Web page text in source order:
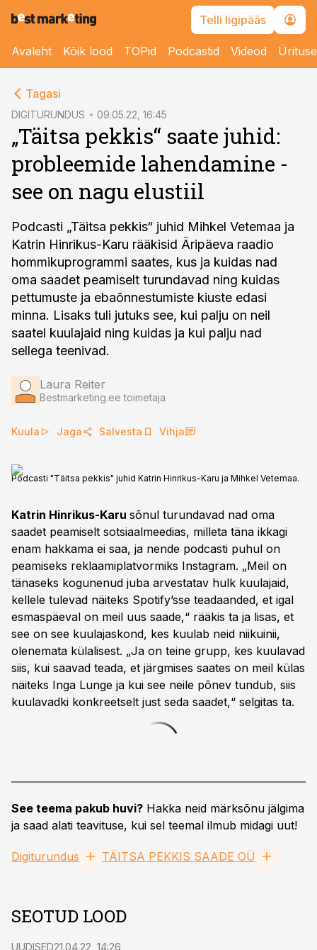
Telli ligipääs
Avaleht Kõik lood TOPid Podcastid Videod
Tagasi
DIGITURUNDUS 09.05.22, 16:45
„Täitsa pekkis“ saate juhid:
probleemide lahendamine -
see on nagu elustiil
Podcasti „Täitsa pekkis“ juhid Mihkel Vetemaa ja
Katrin Hinrikus-Karu rääkisid Äripäeva raadio
hommikuprogrammi saates, kus ja kuidas nad
oma saadet peamiselt turundavad ning kuidas
pettumuste ja ebaõnnestumiste kiuste edasi
minna. Lisaks tuli jutuks see, kui palju on neil
saatel kuulajaid ning kuidas ja kui palju nad
sellega teenivad.
Laura Reiter
Bestmarketing.ee toimetaja
Kuula Jaga Salvesta Vihja
Podcasti "Täitsa pekkis" juhid Katrin Hinrikus-Karu ja Mihkel Vetemaa.
Katrin Hinrikus-Karu sõnul turundavad nad oma
saadet peamiselt sotsiaalmeedias, milleta täna ikkagi
enam hakkama ei saa, ja nende podcasti puhul on
peamiseks reklaamiplatvormiks Instagram. „Meil on
tänaseks kogunenud juba arvestatav hulk kuulajaid,
kellele tulevad näiteks Spotify’sse teadaanded, et igal
esmaspäeval on meil uus saade,“ rääkis ta ja lisas, et
see on see kuulajaskond, kes kuulab neid niikuinii,
olenemata külalisest. „Ja on teine grupp, kes kuulavad
siis, kui saavad teada, et järgmises saates on meil külas
näiteks Inga Lunge ja kui see neile põnev tundub, siis
kuulavadki konkreetselt just seda saadet,“ selgitas ta.
See teema pakub huvi? Hakka neid märksõnu jälgima
ja saad alati teavituse, kui sel teemal ilmub midagi uut!
Digiturundus TÄITSA PEKKIS SAADE OÜ
SEOTUD LOOD
UUDISED21.04.22, 14:26